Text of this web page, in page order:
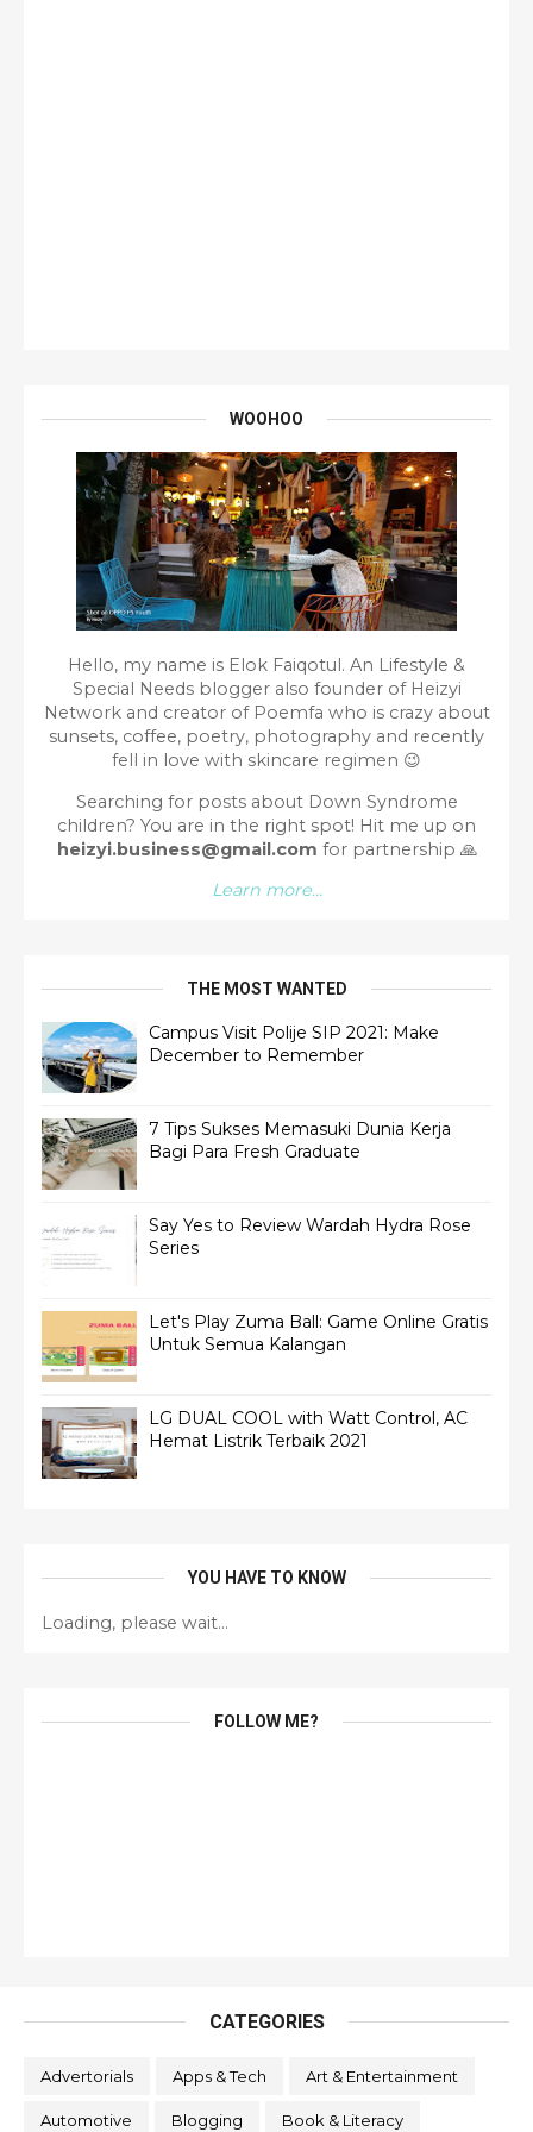
WOOHOO
Hello, my name is Elok Faiqotul. An Lifestyle &
Special Needs blogger also founder of Heizyi
Network and creator of Poemfa who is crazy about
sunsets, coffee, poetry, photography and recently
fell in love with skincare regimen 😉
Searching for posts about Down Syndrome
children? You are in the right spot! Hit me up on
heizyi.business@gmail.com for partnership 🙏
Learn more...
THE MOST WANTED
Campus Visit Polije SIP 2021: Make
December to Remember
7 Tips Sukses Memasuki Dunia Kerja
Bagi Para Fresh Graduate
Say Yes to Review Wardah Hydra Rose
Series
Let's Play Zuma Ball: Game Online Gratis
Untuk Semua Kalangan
LG DUAL COOL with Watt Control, AC
Hemat Listrik Terbaik 2021
YOU HAVE TO KNOW
Loading, please wait...
FOLLOW ME?
CATEGORIES
Advertorials Apps & Tech Art & Entertainment
Automotive Blogging Book & Literacy